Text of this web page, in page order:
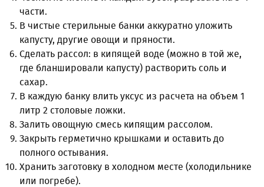
части.
В чистые стерильные банки аккуратно уложить
капусту, другие овощи и пряности.
Сделать рассол: в кипящей воде (можно в той же,
где бланшировали капусту) растворить соль и
сахар.
В каждую банку влить уксус из расчета на объем 1
литр 2 столовые ложки.
Залить овощную смесь кипящим рассолом.
Закрыть герметично крышками и оставить до
полного остывания.
Хранить заготовку в холодном месте (холодильнике
или погребе).